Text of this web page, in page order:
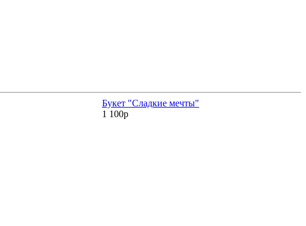
Букет "Сладкие мечты"
1 100р